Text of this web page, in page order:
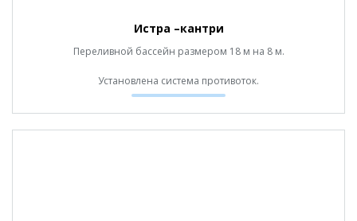
Истра –кантри
Переливной бассейн размером 18 м на 8 м.
Установлена система противоток.
Отделка итальянской мозаикой TREND